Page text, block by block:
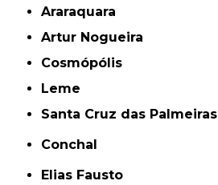
Araraquara
Artur Nogueira
Cosmópólis
Leme
Santa Cruz das Palmeiras
Conchal
Elias Fausto